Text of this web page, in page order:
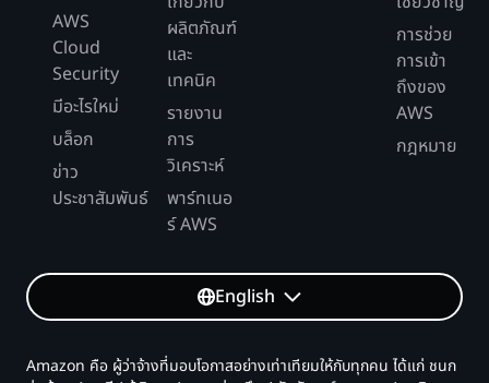
AWS
Cloud
Security
มีอะไรใหม่
บล็อก
ข่าว
ประชาสัมพันธ์
ผลิตภัณฑ์
และ
เทคนิค
รายงาน
การ
วิเคราะห์
พาร์ทเนอ
ร์ AWS
การช่วย
การเข้า
ถึงของ
AWS
กฎหมาย
English
Amazon คือ ผู้ว่าจ้างที่มอบโอกาสอย่างเท่าเทียมให้กับทุกคน ได้แก่ ชนก